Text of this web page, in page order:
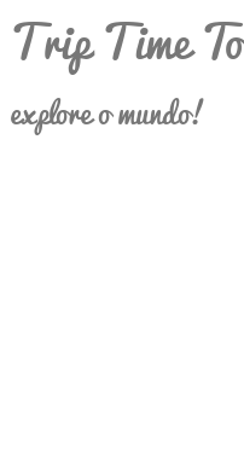
Trip Time To
explore o mundo!